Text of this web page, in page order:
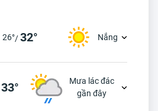
26°/32° Nắng
33°
Mưa lác đác
gần đây